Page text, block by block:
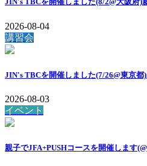
2026-08-04
講習会
JIN's TBCを開催しました(7/26@東京都)
2026-08-03
イベント
親子でJFA+PUSHコースを開催します